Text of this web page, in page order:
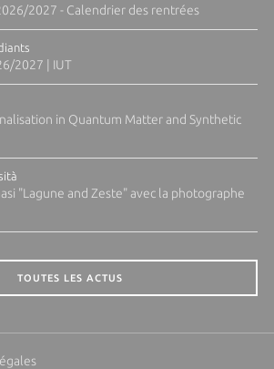
2027 - Calendrier des rentrées
2027 | IUT
in Quantum Matter and Synthetic
"Lagune and Zeste" avec la photographe
TOUTES LES ACTUS